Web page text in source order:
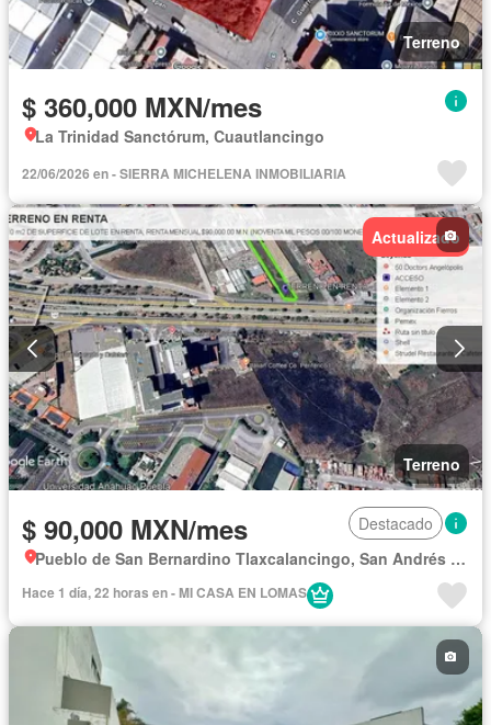
Terreno
$ 360,000 MXN/mes
La Trinidad Sanctórum, Cuautlancingo
22/06/2026 en - SIERRA MICHELENA INMOBILIARIA
Actualizado
Terreno
$ 90,000 MXN/mes
Destacado
Pueblo de San Bernardino Tlaxcalancingo, San Andrés Cholula
Hace 1 día, 22 horas en - MI CASA EN LOMAS